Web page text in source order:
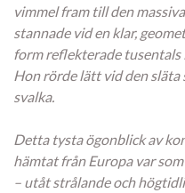
vimmel fram till den
stannade vid en klar,
form reflekterade
Hon rörde lätt vid den släta
svalka.
Detta tysta ögonblick av
hämtat från Europa var
– utåt strålande och